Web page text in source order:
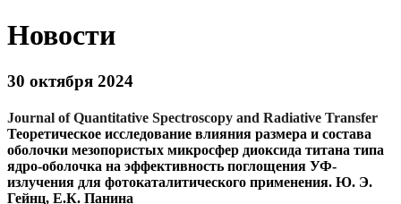
Новости
30 октября 2024
Journal of Quantitative Spectroscopy and Radiative Transfer
Теоретическое исследование влияния размера и состава
оболочки мезопористых микросфер диоксида титана типа
ядро-оболочка на эффективность поглощения УФ-
излучения для фотокаталитического применения. Ю. Э.
Гейнц, Е.К. Панина